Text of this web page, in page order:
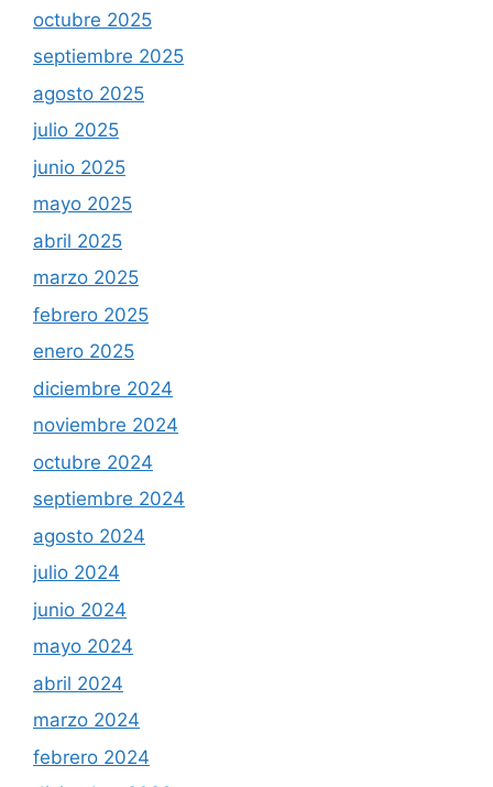
octubre 2025
septiembre 2025
agosto 2025
julio 2025
junio 2025
mayo 2025
abril 2025
marzo 2025
febrero 2025
enero 2025
diciembre 2024
noviembre 2024
octubre 2024
septiembre 2024
agosto 2024
julio 2024
junio 2024
mayo 2024
abril 2024
marzo 2024
febrero 2024